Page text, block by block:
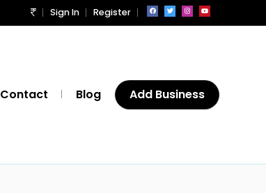
Sign In Register
Contact Blog Add Business